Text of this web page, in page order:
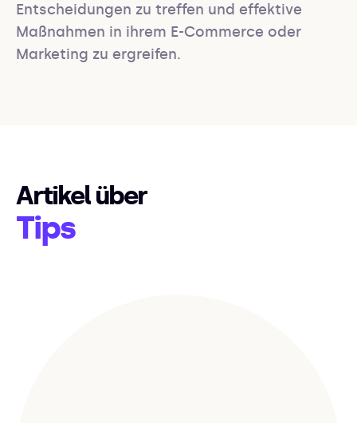
Entscheidungen zu treffen und effektive
Maßnahmen in ihrem E-Commerce oder
Marketing zu ergreifen.
Artikel über
Tips